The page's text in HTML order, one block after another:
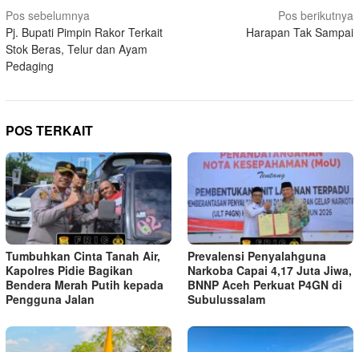
Navigasi
pos
Pos sebelumnya
Pj. Bupati Pimpin Rakor Terkait
Stok Beras, Telur dan Ayam
Pedaging
Pos berikutnya
Harapan Tak Sampai
POS TERKAIT
Tumbuhkan Cinta Tanah Air,
Kapolres Pidie Bagikan
Bendera Merah Putih kepada
Pengguna Jalan ‎
Prevalensi Penyalahguna
Narkoba Capai 4,17 Juta Jiwa,
BNNP Aceh Perkuat P4GN di
Subulussalam